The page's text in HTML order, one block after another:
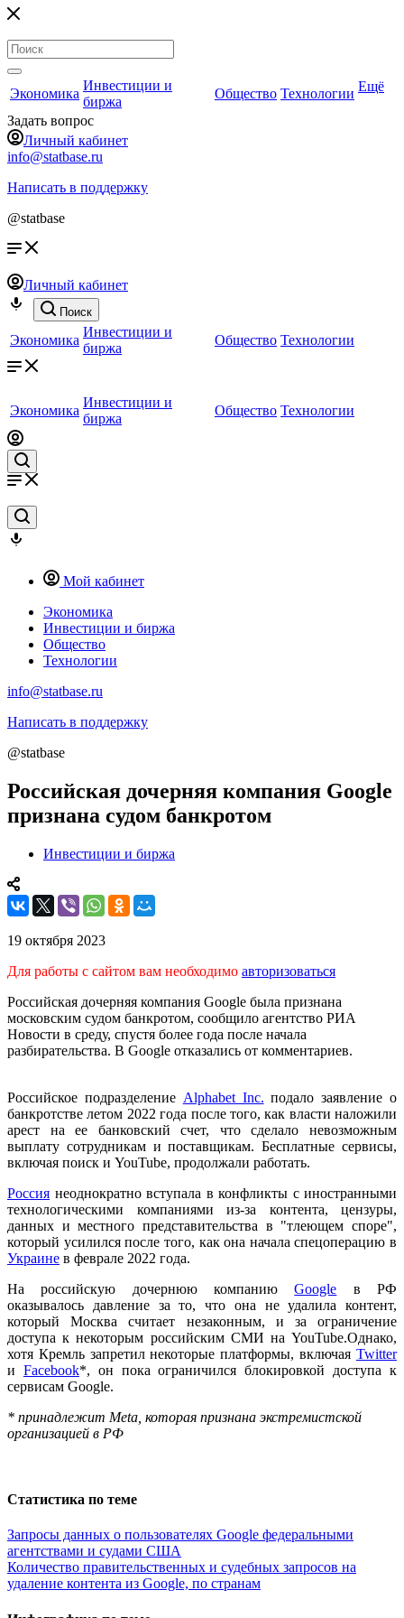
Экономика
Инвестиции и
биржа
Общество Технологии Ещё
Задать вопрос
Личный кабинет
info@statbase.ru
Написать в поддержку
@statbase
Личный кабинет
Поиск
Экономика
Инвестиции и
биржа
Общество Технологии
Экономика
Инвестиции и
биржа
Общество Технологии
Мой кабинет
Экономика
Инвестиции и биржа
Общество
Технологии
info@statbase.ru
Написать в поддержку
@statbase
Российская дочерняя компания Google
признана судом банкротом
Инвестиции и биржа
19 октября 2023
Для работы с сайтом вам необходимо авторизоваться
Российская дочерняя компания Google была признана
московским судом банкротом, сообщило агентство РИА
Новости в среду, спустя более года после начала
разбирательства. В Google отказались от комментариев.
Российское подразделение Alphabet Inc. подало заявление о
банкротстве летом 2022 года после того, как власти наложили
арест на ее банковский счет, что сделало невозможным
выплату сотрудникам и поставщикам. Бесплатные сервисы,
включая поиск и YouTube, продолжали работать.
Россия неоднократно вступала в конфликты с иностранными
технологическими компаниями из-за контента, цензуры,
данных и местного представительства в "тлеющем споре",
который усилился после того, как она начала спецоперацию в
Украине в феврале 2022 года.
На российскую дочернюю компаниюGoogle в РФ
оказывалось давление за то, что она не удалила контент,
который Москва считает незаконным, и за ограничение
доступа к некоторым российским СМИ на YouTube.Однако,
хотя Кремль запретил некоторые платформы, включая Twitter
и Facebook*, он пока ограничился блокировкой доступа к
сервисам Google.
* принадлежит Meta, которая признана экстремистской
организацией в РФ
Статистика по теме
Запросы данных о пользователях Google федеральными
агентствами и судами США
Количество правительственных и судебных запросов на
удаление контента из Google, по странам